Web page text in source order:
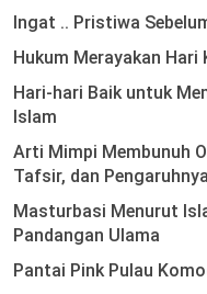
Ingat .. Pristiwa
Hukum Merayakan Hari
Hari-hari Baik untuk
Islam
Arti Mimpi Membunuh
Tafsir, dan Pengaruhnya
Masturbasi Menurut
Pandangan Ulama
Pantai Pink Pulau